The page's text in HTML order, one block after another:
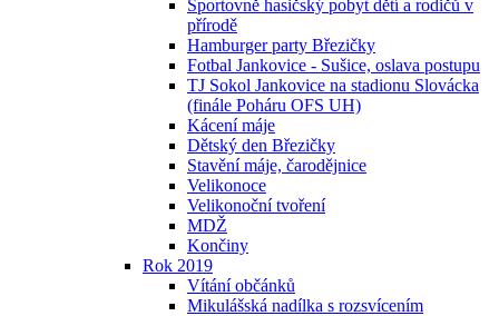
Sportovně hasičský pobyt dětí a rodičů v
přírodě
Hamburger party Březičky
Fotbal Jankovice - Sušice, oslava postupu
TJ Sokol Jankovice na stadionu Slovácka
(finále Poháru OFS UH)
Kácení máje
Dětský den Březičky
Stavění máje, čarodějnice
Velikonoce
Velikonoční tvoření
MDŽ
Končiny
Rok 2019
Vítání občánků
Mikulášská nadílka s rozsvícením